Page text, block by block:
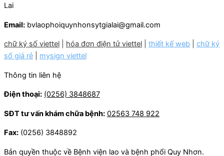
Lai
Email: bvlaophoiquynhonsytgialai@gmail.com
chữ ký số viettel hóa đơn điện tử viettel thiết kế web
chữ ký
số giá rẻ
mysign viettel
Thông tin liên hệ
Điện thoại: (0256) 3848687
SĐT tư vấn khám chữa bệnh: 02563 748 922
Fax: (0256) 3848892
Bản quyền thuộc về Bệnh viện lao và bệnh phổi Quy Nhơn.